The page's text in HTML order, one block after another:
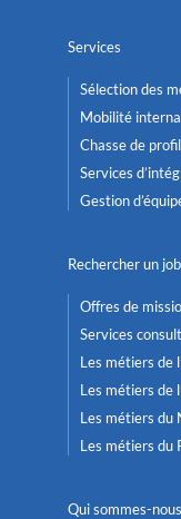
Services
Sélection des
Mobilité
Chasse de
Services
Gestion
Rechercher un job
Offres de
Services
Les métiers de
Les métiers de
Les métiers du
Les métiers du
Qui sommes-nous